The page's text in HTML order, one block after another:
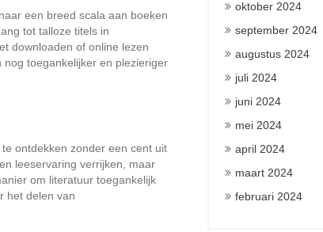
een breed scala aan boeken
tot talloze titels in
downloaden of online lezen
toegankelijker en plezieriger
ontdekken zonder een cent uit
leeservaring verrijken, maar
om literatuur toegankelijk
het delen van
oktober 2024
september 2024
augustus 2024
juli 2024
juni 2024
mei 2024
april 2024
maart 2024
februari 2024